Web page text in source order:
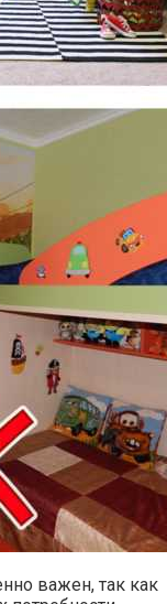
важен, так как